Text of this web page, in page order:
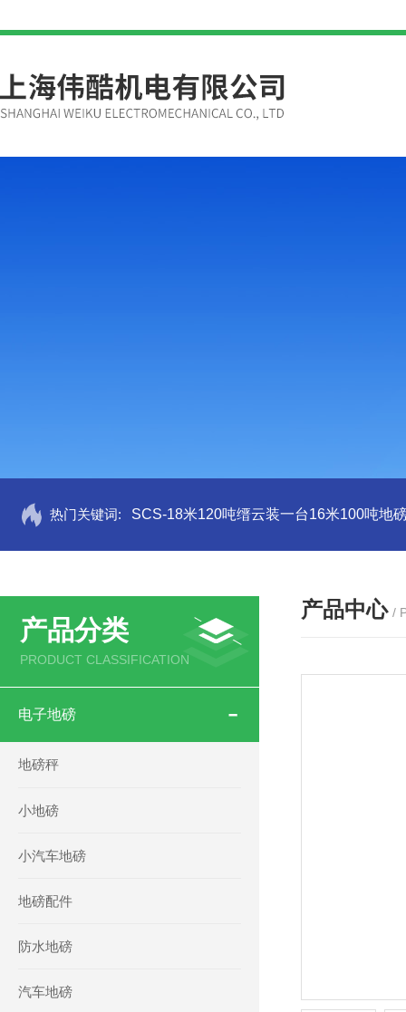
热门关键词: SCS-18米120吨缙云装一台16米100吨地
产品分类
PRODUCT CLASSIFICATION
电子地磅
地磅秤
小地磅
小汽车地磅
地磅配件
防水地磅
汽车地磅
产品中心 /